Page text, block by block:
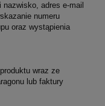
adres e-mail
numeru
oraz wystąpienia
wraz ze
lub faktury